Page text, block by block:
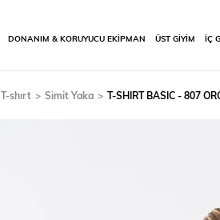
DONANIM & KORUYUCU EKİPMAN ÜST GİYİM İÇ
T-shırt Simit Yaka T-SHIRT BASIC - 807